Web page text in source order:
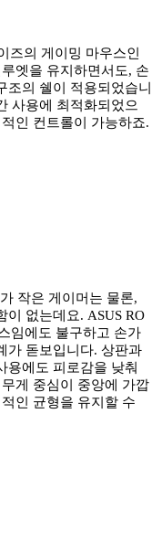
즈의 게이밍 마우스인
엣을 유지하면서도, 손
조의 쉘이 적용되었습니
사용에 최적화되었으
인 컨트롤이 가능하죠.
작은 게이머는 물론,
이 없는데요. ASUS RO
임에도 불구하고 손가
가 돋보입니다. 상판과
용에도 피로감을 낮춰
게 중심이 중앙에 가깝
인 균형을 유지할 수